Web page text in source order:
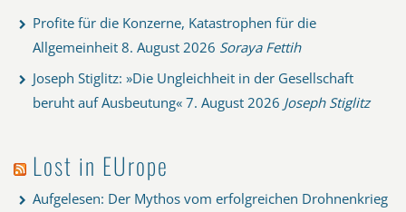
Profite für die Konzerne, Katastrophen für die
Allgemeinheit 8. August 2026 Soraya Fettih
Joseph Stiglitz: »Die Ungleichheit in der Gesellschaft
beruht auf Ausbeutung« 7. August 2026 Joseph Stiglitz
Lost in EUrope
Aufgelesen: Der Mythos vom erfolgreichen Drohnenkrieg